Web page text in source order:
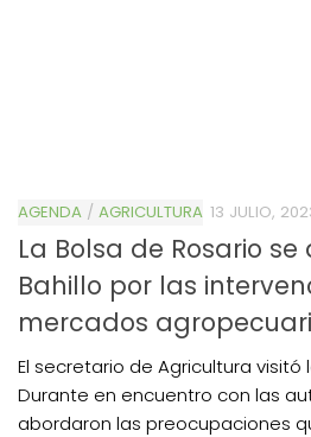
AGENDA / AGRICULTURA 13 JULIO,
La Bolsa de Rosario
Bahillo por las
mercados
El secretario de Agricultura
Durante en encuentro con las
abordaron las preocupaciones